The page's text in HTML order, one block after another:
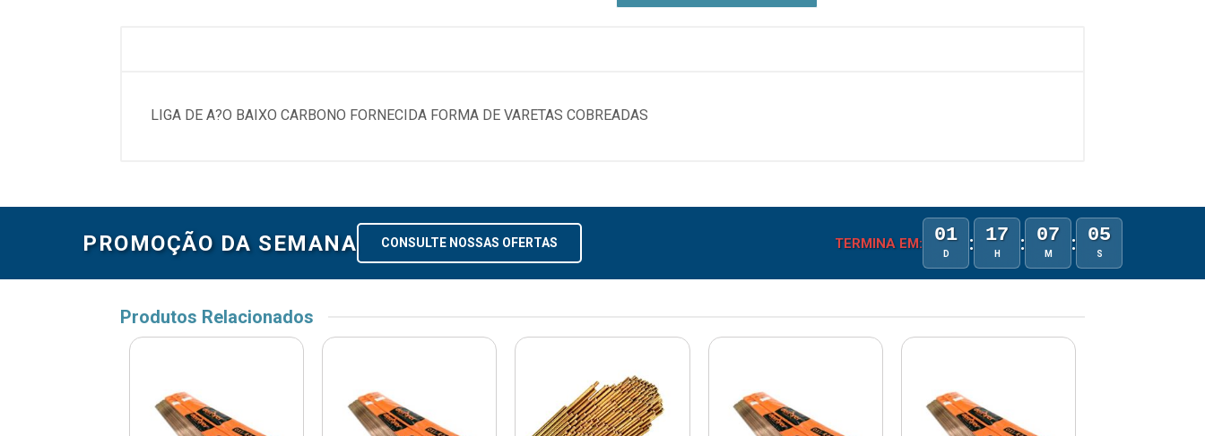
LIGA DE A?O BAIXO CARBONO FORNECIDA FORMA DE VARETAS COBREADAS
PROMOÇÃO DA SEMANA CONSULTE NOSSAS OFERTAS TERMINA EM: 01
D : 17
H : 07
M : 05
S
Produtos Relacionados